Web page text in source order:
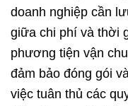
doanh nghiệp cần
giữa chi phí và thời
phương tiện vận
đảm bảo đóng gói
việc tuân thủ các